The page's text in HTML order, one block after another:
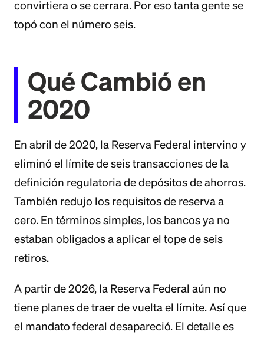
convirtiera o se cerrara. Por eso tanta gente se
topó con el número seis.
Qué Cambió en
2020
En abril de 2020, la Reserva Federal intervino y
eliminó el límite de seis transacciones de la
definición regulatoria de depósitos de ahorros.
También redujo los requisitos de reserva a
cero. En términos simples, los bancos ya no
estaban obligados a aplicar el tope de seis
retiros.
A partir de 2026, la Reserva Federal aún no
tiene planes de traer de vuelta el límite. Así que
el mandato federal desapareció. El detalle es